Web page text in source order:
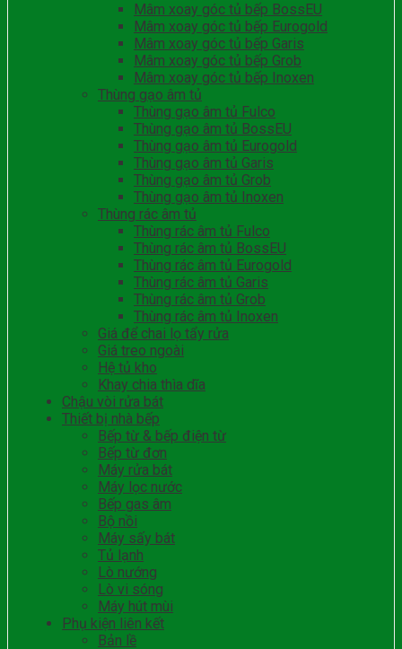
Mâm xoay góc tủ bếp BossEU
Mâm xoay góc tủ bếp Eurogold
Mâm xoay góc tủ bếp Garis
Mâm xoay góc tủ bếp Grob
Mâm xoay góc tủ bếp Inoxen
Thùng gạo âm tủ
Thùng gạo âm tủ Fulco
Thùng gạo âm tủ BossEU
Thùng gạo âm tủ Eurogold
Thùng gạo âm tủ Garis
Thùng gạo âm tủ Grob
Thùng gạo âm tủ Inoxen
Thùng rác âm tủ
Thùng rác âm tủ Fulco
Thùng rác âm tủ BossEU
Thùng rác âm tủ Eurogold
Thùng rác âm tủ Garis
Thùng rác âm tủ Grob
Thùng rác âm tủ Inoxen
Giá để chai lọ tẩy rửa
Giá treo ngoài
Hệ tủ kho
Khay chia thìa dĩa
Chậu vòi rửa bát
Thiết bị nhà bếp
Bếp từ & bếp điện từ
Bếp từ đơn
Máy rửa bát
Máy lọc nước
Bếp gas âm
Bộ nồi
Máy sấy bát
Tủ lạnh
Lò nướng
Lò vi sóng
Máy hút mùi
Phụ kiện liên kết
Bản lề